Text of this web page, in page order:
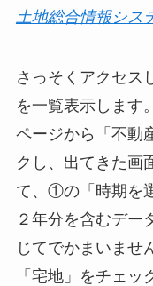
土地総合情報シス
さっそくアクセス
を一覧表示します
ページから「不動
クし、出てきた画
て、①の「時期を
２年分を含むデ
じてでかまいませ
「宅地」をチェ